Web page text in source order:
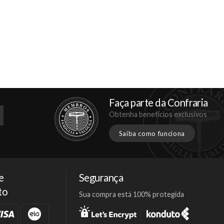
Faça parte da Confraria
Obtenha benefícios exclusivos
Saiba como funciona
Segurança
Sua compra está 100% protegida